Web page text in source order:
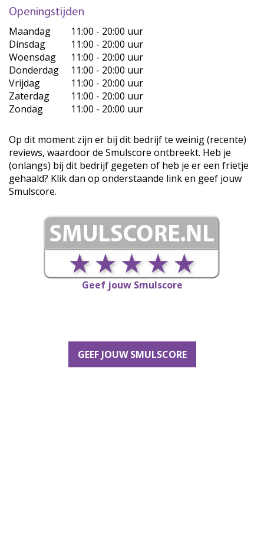
Openingstijden
Maandag
11:00 - 20:00 uur
Dinsdag
11:00 - 20:00 uur
Woensdag
11:00 - 20:00 uur
Donderdag
11:00 - 20:00 uur
Vrijdag
11:00 - 20:00 uur
Zaterdag
11:00 - 20:00 uur
Zondag
11:00 - 20:00 uur
Op dit moment zijn er bij dit bedrijf te weinig (recente)
reviews, waardoor de Smulscore ontbreekt. Heb je
(onlangs) bij dit bedrijf gegeten of heb je er een frietje
gehaald? Klik dan op onderstaande link en geef jouw
Smulscore.
Geef jouw Smulscore
GEEF JOUW SMULSCORE